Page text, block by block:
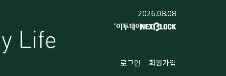
2026.08.08
로그인 회원가입